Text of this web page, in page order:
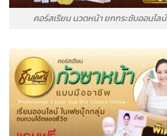
คอร์สเรียน นวดหน้า ยกกระชับออนไลน์